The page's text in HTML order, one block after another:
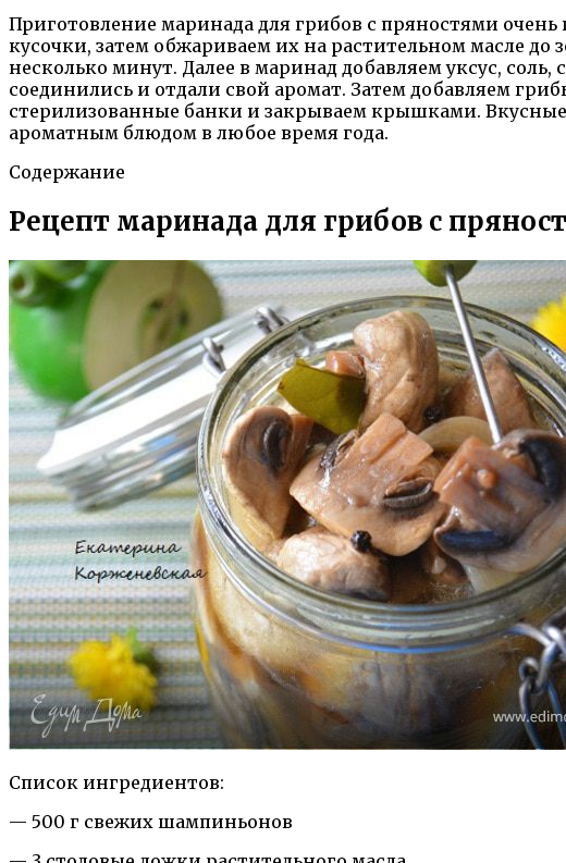
Приготовление маринада для грибов с пряностями
кусочки, затем обжариваем их на растительном масле до
несколько минут. Далее в маринад добавляем уксус,
соединились и отдали свой аромат. Затем добавляем
стерилизованные банки и закрываем крышками.
ароматным блюдом в любое время года.
Содержание
Рецепт маринада для грибов с
Список ингредиентов:
— 500 г свежих шампиньонов